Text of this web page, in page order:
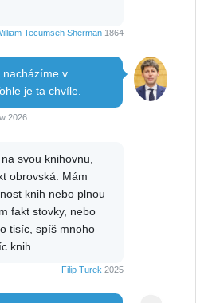
Tecumseh Sherman 1864
nacházíme v
je ta chvíle.
2026
svou knihovnu,
obrovská. Mám
knih nebo plnou
fakt stovky, nebo
tisíc, spíš mnoho
knih.
Filip Turek 2025